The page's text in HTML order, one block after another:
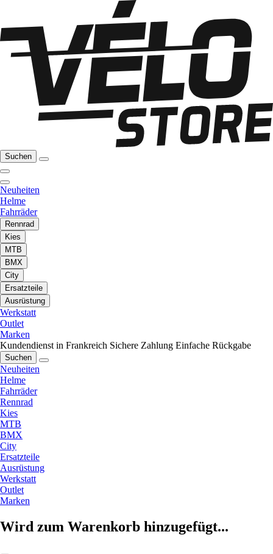
Suchen
Neuheiten
Helme
Fahrräder
Rennrad
Kies
MTB
BMX
City
Ersatzteile
Ausrüstung
Werkstatt
Outlet
Marken
Kundendienst in Frankreich Sichere Zahlung Einfache Rückgabe
Suchen
Neuheiten
Helme
Fahrräder
Rennrad
Kies
MTB
BMX
City
Ersatzteile
Ausrüstung
Werkstatt
Outlet
Marken
Wird zum Warenkorb hinzugefügt...